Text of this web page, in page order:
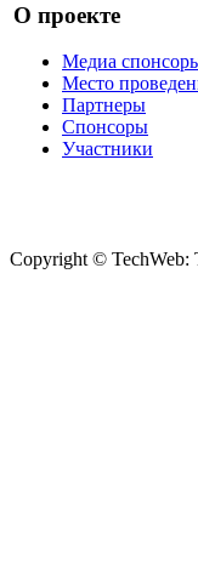
О проекте
Медиа
Место
Партнеры
Спонсоры
Участники
Copyright © TechWeb: